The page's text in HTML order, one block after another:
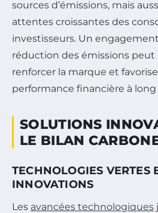
sources d’émissions, mais
attentes croissantes des
investisseurs. Un
réduction des émissions
renforcer la marque et
performance financière à
SOLUTIONS
LE BILAN
TECHNOLOGIES VERTES
INNOVATIONS
Les avancées technologiques